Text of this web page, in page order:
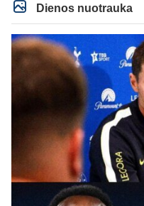
Dienos nuotrauka